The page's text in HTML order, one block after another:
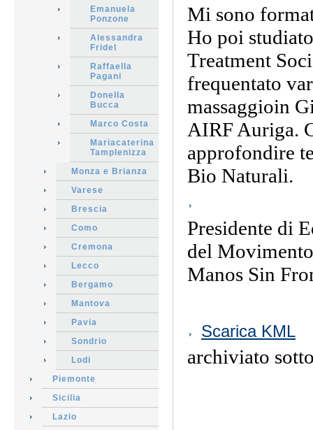
Emanuela
Ponzone
Alessandra
Fridel
Raffaella
Pagani
Donella
Bucca
Marco Costa
Mariacaterina
Tamplenizza
Monza e Brianza
Varese
Brescia
Como
Cremona
Lecco
Bergamo
Mantova
Pavia
Sondrio
Lodi
Piemonte
Sicilia
Lazio
Mi sono
Ho poi
Treatment
frequentato
massaggioin
AIRF Auriga.
approfondire
Bio Naturali.
Presidente di
del
Manos Sin
sul
documento
Scarica KML
archiviato